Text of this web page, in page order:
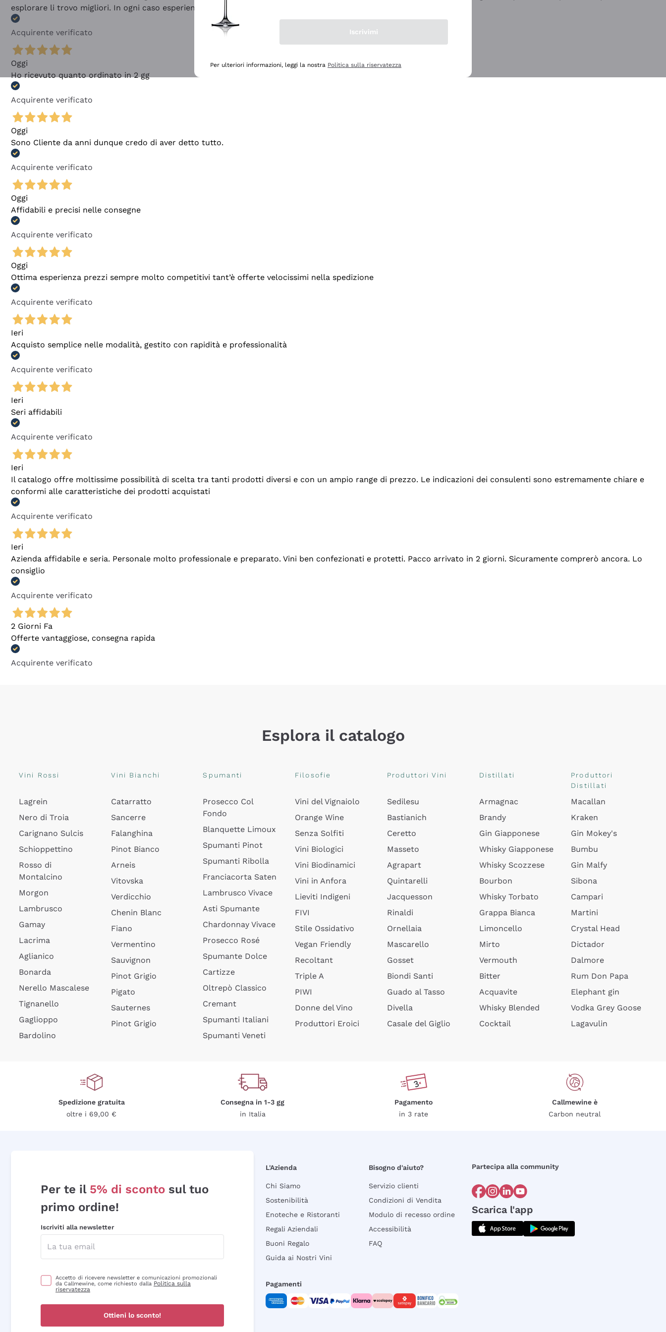
esplorare li trovo migliori. In ogni caso esperienza buona e lo consiglio! 👍
Acquirente verificato
Oggi
Ho ricevuto quanto ordinato in 2 gg
Acquirente verificato
Oggi
Sono Cliente da anni dunque credo di aver detto tutto.
Acquirente verificato
Oggi
Affidabili e precisi nelle consegne
Acquirente verificato
Oggi
Ottima esperienza prezzi sempre molto competitivi tant’è offerte velocissimi nella spedizione
Acquirente verificato
Ieri
Acquisto semplice nelle modalità, gestito con rapidità e professionalità
Acquirente verificato
Ieri
Seri affidabili
Acquirente verificato
Ieri
Il catalogo offre moltissime possibilità di scelta tra tanti prodotti diversi e con un ampio range di prezzo. Le indicazioni dei consulenti sono estremamente chiare e
conformi alle caratteristiche dei prodotti acquistati
Acquirente verificato
Ieri
Azienda affidabile e seria. Personale molto professionale e preparato. Vini ben confezionati e protetti. Pacco arrivato in 2 giorni. Sicuramente comprerò ancora. Lo
consiglio
Acquirente verificato
2 Giorni Fa
Offerte vantaggiose, consegna rapida
Acquirente verificato
Esplora il catalogo
Vini Rossi
Lagrein
Nero di Troia
Carignano Sulcis
Schioppettino
Rosso di
Montalcino
Morgon
Lambrusco
Gamay
Lacrima
Aglianico
Bonarda
Nerello Mascalese
Tignanello
Gaglioppo
Bardolino
Vini Bianchi
Catarratto
Sancerre
Falanghina
Pinot Bianco
Arneis
Vitovska
Verdicchio
Chenin Blanc
Fiano
Vermentino
Sauvignon
Pinot Grigio
Pigato
Sauternes
Pinot Grigio
Spumanti
Prosecco Col
Fondo
Blanquette Limoux
Spumanti Pinot
Spumanti Ribolla
Franciacorta Saten
Lambrusco Vivace
Asti Spumante
Chardonnay Vivace
Prosecco Rosé
Spumante Dolce
Cartizze
Oltrepò Classico
Cremant
Spumanti Italiani
Spumanti Veneti
Filosofie
Vini del Vignaiolo
Orange Wine
Senza Solfiti
Vini Biologici
Vini Biodinamici
Vini in Anfora
Lieviti Indigeni
FIVI
Stile Ossidativo
Vegan Friendly
Recoltant
Triple A
PIWI
Donne del Vino
Produttori Eroici
Produttori Vini
Sedilesu
Bastianich
Ceretto
Masseto
Agrapart
Quintarelli
Jacquesson
Rinaldi
Ornellaia
Mascarello
Gosset
Biondi Santi
Guado al Tasso
Divella
Casale del Giglio
Distillati
Armagnac
Brandy
Gin Giapponese
Whisky Giapponese
Whisky Scozzese
Bourbon
Whisky Torbato
Grappa Bianca
Limoncello
Mirto
Vermouth
Bitter
Acquavite
Whisky Blended
Cocktail
Produttori
Distillati
Macallan
Kraken
Gin Mokey's
Bumbu
Gin Malfy
Sibona
Campari
Martini
Crystal Head
Dictador
Dalmore
Rum Don Papa
Elephant gin
Vodka Grey Goose
Lagavulin
Spedizione gratuita
oltre i 69,00 €
Consegna in 1-3 gg
in Italia
Pagamento
in 3 rate
Callmewine è
Carbon neutral
Per te il 5% di sconto sul tuo
primo ordine!
Iscriviti alla newsletter
Accetto di ricevere newsletter e comunicazioni promozionali
da Callmewine, come richiesto dalla Politica sulla
riservatezza
Ottieni lo sconto!
L'Azienda
Chi Siamo
Sostenibilità
Enoteche e Ristoranti
Regali Aziendali
Buoni Regalo
Guida ai Nostri Vini
Bisogno d'aiuto?
Servizio clienti
Condizioni di Vendita
Modulo di recesso ordine
Accessibilità
FAQ
Partecipa alla community
Scarica l'app
Pagamenti
Iscrivimi
Per ulteriori informazioni, leggi la nostra Politica sulla riservatezza